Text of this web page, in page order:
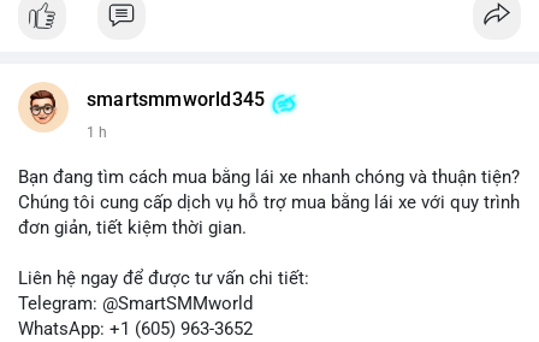
Khối lượng 8.79 BTC tương đương hơn nửa triệu USD được di
cơ cấu danh mục: chuyển tài sản từ ví nóng sang ví lạnh nhằm
tích trữ dài hạn, hoặc chuẩn bị thanh khoản để thực hiện lệnh
bán ngắn hạn có thể xuất hiện, gây biến động giá. Ngược lại,
nếu chuyển sang ví lạnh, tín hiệu này cho thấy niềm tin nắm giữ
của nhà đầu tư lớn vẫn còn vững chắc.
Lời khuyên cho nhà đầu tư nhỏ lẻ: Theo dõi sát các giao dịch
tiếp theo từ địa chỉ này để xác định điểm đến của dòng tiền.
Tránh hành động theo cảm xúc; hãy dựa trên dữ liệu xác nhận
smartsmmworld345
1 h
Bạn đang tìm cách mua bằng lái xe nhanh chóng và thuận tiện?
Chúng tôi cung cấp dịch vụ hỗ trợ mua bằng lái xe với quy trình
đơn giản, tiết kiệm thời gian.
Liên hệ ngay để được tư vấn chi tiết:
Telegram: @SmartSMMworld
WhatsApp: +1 (605) 963-3652